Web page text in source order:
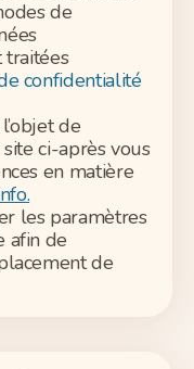
de
traitées
confidentialité
de
ci-après vous
en matière
.
les paramètres
afin de
de